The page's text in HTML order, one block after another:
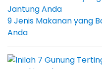
9 Jenis Makanan yang
Anda